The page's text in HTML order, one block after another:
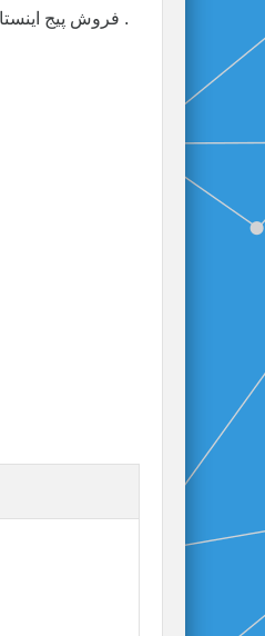
فروش پیج اینستاگرام توسط اینستاگرام من انجام می شود و پرداخت آن در همین مکان انجام می شود .